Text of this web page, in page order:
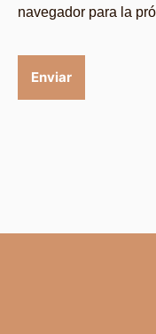
navegador para la